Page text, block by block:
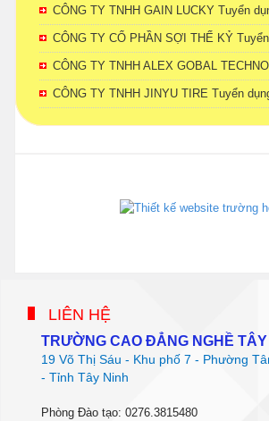
CÔNG TY TNHH GAIN LUCKY Tuyển
CÔNG TY CỔ PHẦN SỢI THẾ KỶ
CÔNG TY TNHH ALEX GOBAL
CÔNG TY TNHH JINYU TIRE Tuyển
LIÊN HỆ
TRƯỜNG CAO ĐẲNG NGHỀ TÂY
19 Võ Thị Sáu - Khu phố 7 - Phường
- Tỉnh Tây Ninh
Phòng Đào tạo: 0276.3815480